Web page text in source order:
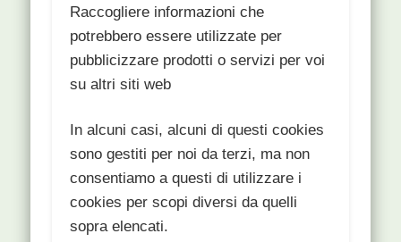
Raccogliere informazioni che
potrebbero essere utilizzate per
pubblicizzare prodotti o servizi per voi
su altri siti web
In alcuni casi, alcuni di questi cookies
sono gestiti per noi da terzi, ma non
consentiamo a questi di utilizzare i
cookies per scopi diversi da quelli
sopra elencati.